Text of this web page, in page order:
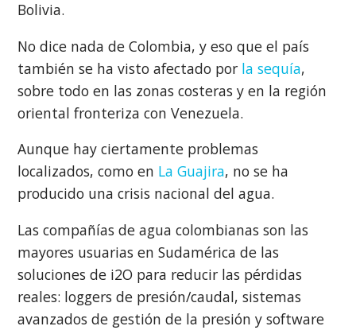
Bolivia.
No dice nada de Colombia, y eso que el país
también se ha visto afectado por la sequía,
sobre todo en las zonas costeras y en la región
oriental fronteriza con Venezuela.
Aunque hay ciertamente problemas
localizados, como en La Guajira, no se ha
producido una crisis nacional del agua.
Las compañías de agua colombianas son las
mayores usuarias en Sudamérica de las
soluciones de i2O para reducir las pérdidas
reales: loggers de presión/caudal, sistemas
avanzados de gestión de la presión y software